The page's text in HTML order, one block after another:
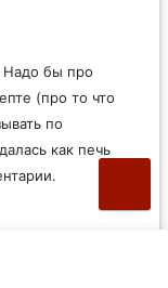
Надо бы про
(про то что
по
как печь